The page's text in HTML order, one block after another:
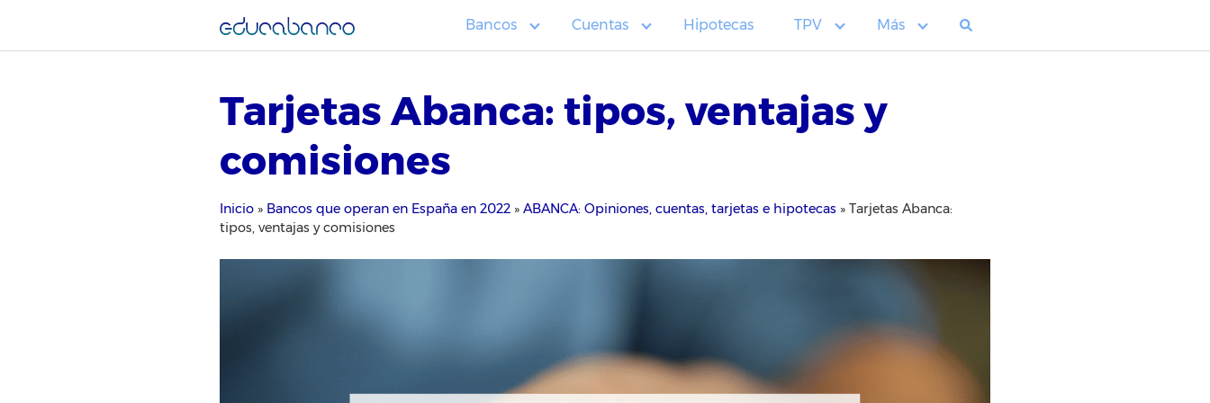
contenido
Bancos Cuentas Hipotecas TPV Más
Tarjetas Abanca: tipos, ventajas y
comisiones
Inicio » Bancos que operan en España en 2022 » ABANCA: Opiniones, cuentas, tarjetas e hipotecas » Tarjetas Abanca:
tipos, ventajas y comisiones